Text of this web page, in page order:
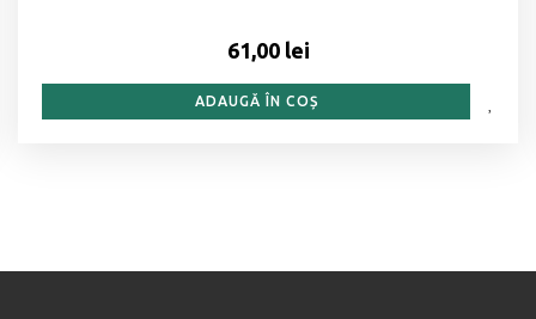
61,00 lei
ADAUGĂ ÎN COȘ